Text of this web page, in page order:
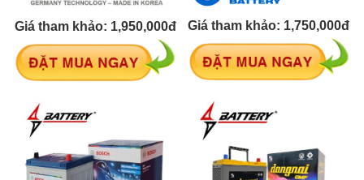
Giá tham khảo: 1,950,000đ Giá tham khảo: 1,750,000đ